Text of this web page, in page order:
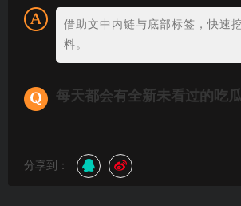
借助文中内链与底部标签，快速
料。
每天都会有全新未看过的吃
分享到：